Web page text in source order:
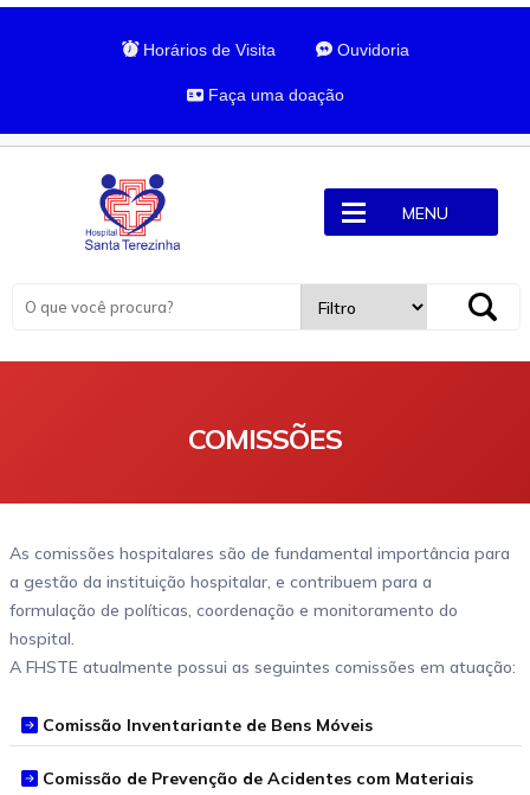
Horários de Visita Ouvidoria
Faça uma doação
MENU
COMISSÕES
As comissões hospitalares são de fundamental importância para
a gestão da instituição hospitalar, e contribuem para a
formulação de políticas, coordenação e monitoramento do
hospital.
A FHSTE atualmente possui as seguintes comissões em atuação:
Comissão Inventariante de Bens Móveis
Comissão de Prevenção de Acidentes com Materiais